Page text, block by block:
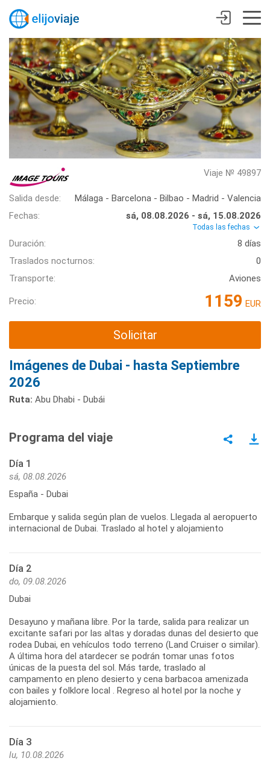
Viaje № 49897
Salida desde:
Málaga - Barcelona - Bilbao - Madrid - Valencia
Fechas:
sá, 08.08.2026 - sá, 15.08.2026
Todas las fechas
Duración:
8 días
Traslados nocturnos:
0
Transporte:
Aviones
Precio: 1159 EUR
Solicitar
Imágenes de Dubai - hasta Septiembre
2026
Ruta: Abu Dhabi - Dubái
Programa del viaje
Día 1
sá, 08.08.2026
España - Dubai
Embarque y salida según plan de vuelos. Llegada al aeropuerto
internacional de Dubai. Traslado al hotel y alojamiento
Día 2
do, 09.08.2026
Dubai
Desayuno y mañana libre. Por la tarde, salida para realizar un
excitante safari por las altas y doradas dunas del desierto que
rodea Dubai, en vehículos todo terreno (Land Cruiser o similar).
A última hora del atardecer se podrán tomar unas fotos
únicas de la puesta del sol. Más tarde, traslado al
campamento en pleno desierto y cena barbacoa amenizada
con bailes y folklore local . Regreso al hotel por la noche y
alojamiento.
Día 3
lu, 10.08.2026